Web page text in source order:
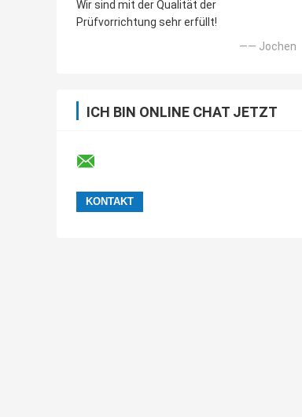
Wir sind mit der Qualität der
Prüfvorrichtung sehr erfüllt!
—— Jochen
ICH BIN ONLINE CHAT JETZT